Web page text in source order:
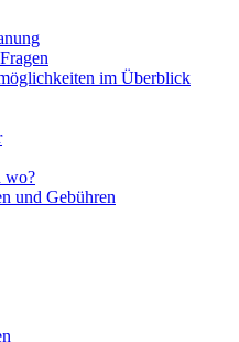
im Überblick
wo?
und Gebühren